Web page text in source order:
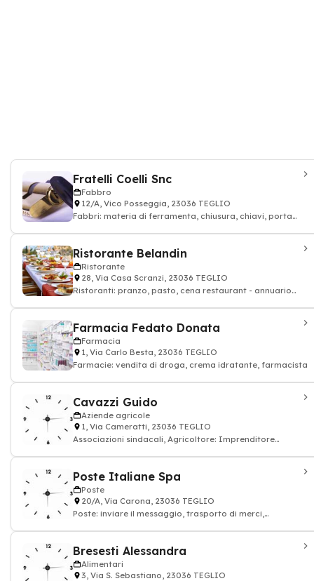
Fratelli Coelli Snc
Fabbro
12/A, Vico Posseggia, 23036 TEGLIO
Fabbri: materia di ferramenta, chiusura, chiavi, porta
Ristorante Belandin
Ristorante
28, Via Casa Scranzi, 23036 TEGLIO
Ristoranti: pranzo, pasto, cena restaurant - annuario
Farmacia Fedato Donata
Farmacia
1, Via Carlo Besta, 23036 TEGLIO
Farmacie: vendita di droga, crema idratante, farmacista
Cavazzi Guido
Aziende agricole
1, Via Cameratti, 23036 TEGLIO
Associazioni sindacali, Agricoltore: Imprenditore
Poste Italiane Spa
Poste
20/A, Via Carona, 23036 TEGLIO
Poste: inviare il messaggio, trasporto di merci,
Bresesti Alessandra
Alimentari
3, Via S. Sebastiano, 23036 TEGLIO